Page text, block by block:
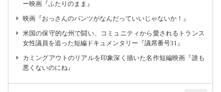
ー映画『ふたりのまま』
映画『おっさんのパンツがなんだっていいじゃないか！』
米国の保守的な州で闘い、コミュニティから愛されるトランス
女性議員を追った短編ドキュメンタリー『議席番号31』
カミングアウトのリアルを印象深く描いた名作短編映画『誰も
悪くないのにね』